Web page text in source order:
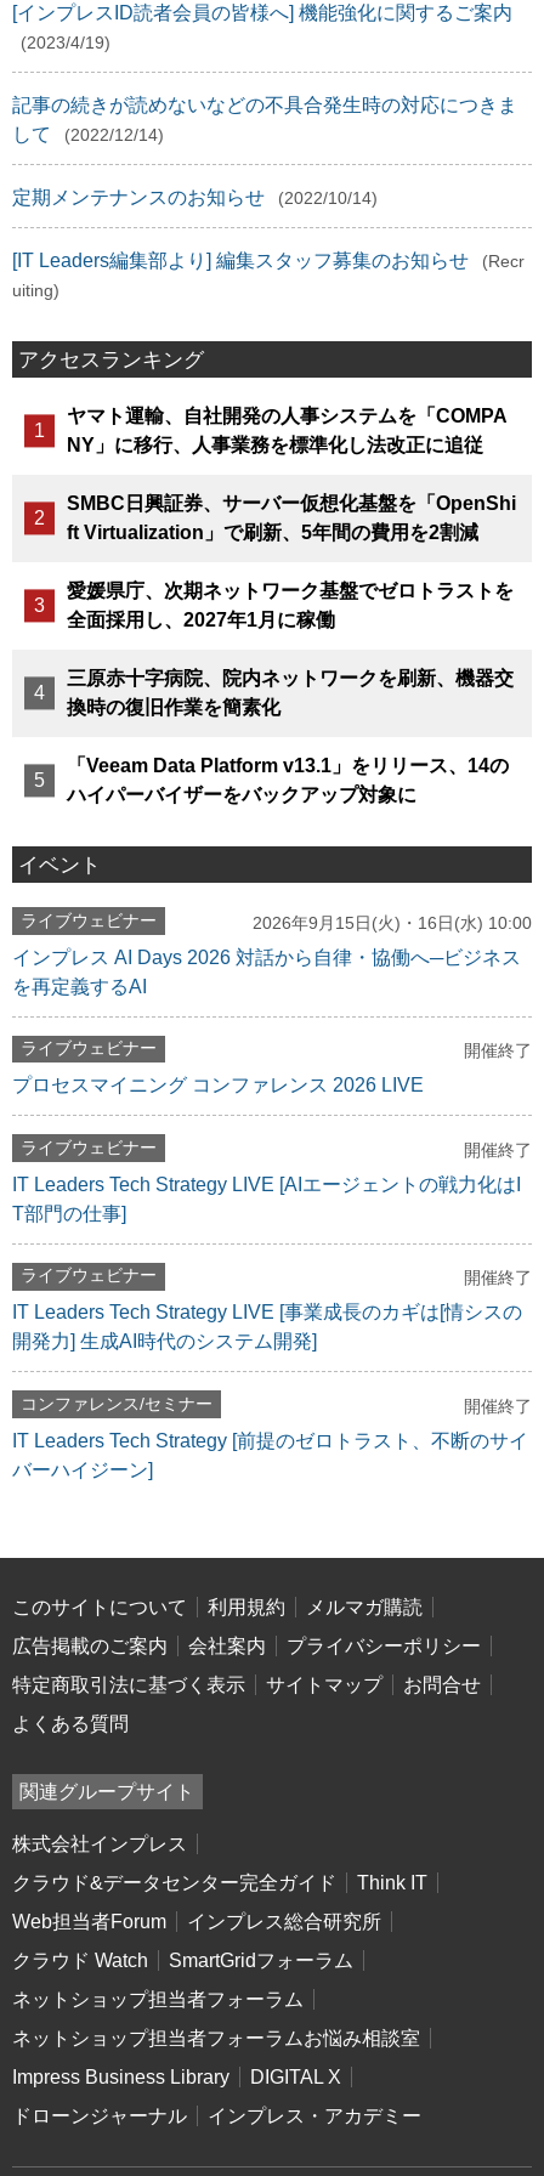
[インプレスID読者会員の皆様へ] 機能強化に関するご案内
(2023/4/19)
記事の続きが読めないなどの不具合発生時の対応につきま
して
(2022/12/14)
定期メンテナンスのお知らせ (2022/10/14)
[IT Leaders編集部より] 編集スタッフ募集のお知らせ
(Recr
uiting)
アクセスランキング
ヤマト運輸、自社開発の人事システムを「COMPA
NY」に移行、人事業務を標準化し法改正に追従
SMBC日興証券、サーバー仮想化基盤を「OpenShi
ft Virtualization」で刷新、5年間の費用を2割減
愛媛県庁、次期ネットワーク基盤でゼロトラストを
全面採用し、2027年1月に稼働
三原赤十字病院、院内ネットワークを刷新、機器交
換時の復旧作業を簡素化
「Veeam Data Platform v13.1」をリリース、14の
ハイパーバイザーをバックアップ対象に
イベント
ライブウェビナー 2026年9月15日(火)・16日(水) 10:00
インプレス AI Days 2026 対話から自律・協働へ─ビジネス
を再定義するAI
ライブウェビナー 開催終了
プロセスマイニング コンファレンス 2026 LIVE
ライブウェビナー 開催終了
IT Leaders Tech Strategy LIVE [AIエージェントの戦力化はI
T部門の仕事]
ライブウェビナー 開催終了
IT Leaders Tech Strategy LIVE [事業成長のカギは[情シスの
開発力] 生成AI時代のシステム開発]
コンファレンス/セミナー 開催終了
IT Leaders Tech Strategy [前提のゼロトラスト、不断のサイ
バーハイジーン]
このサイトについて 利用規約
メルマガ購読
広告掲載のご案内
会社案内
プライバシーポリシー
特定商取引法に基づく表示
サイトマップ
お問合せ
よくある質問
関連グループサイト
株式会社インプレス
クラウド&データセンター完全ガイド
Think IT
Web担当者Forum
インプレス総合研究所
クラウド Watch
SmartGridフォーラム
ネットショップ担当者フォーラム
ネットショップ担当者フォーラムお悩み相談室
Impress Business Library
DIGITAL X
ドローンジャーナル
インプレス・アカデミー